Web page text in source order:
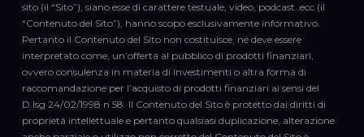
sito (il “Sito”), siano esse di carattere testuale, video, podcast..ecc (il
“Contenuto del Sito”), hanno scopo esclusivamente informativo.
Pertanto il Contenuto del Sito non costituisce, né deve essere
interpretato come, un’offerta al pubblico di prodotti finanziari,
ovvero consulenza in materia di investimenti o altra forma di
raccomandazione per l’acquisto di prodotti finanziari ai sensi del
D.lsg 24/02/1998 n 58. Il Contenuto del Sito è protetto dai diritti di
proprietà intellettuale e pertanto qualsiasi duplicazione, alterazione